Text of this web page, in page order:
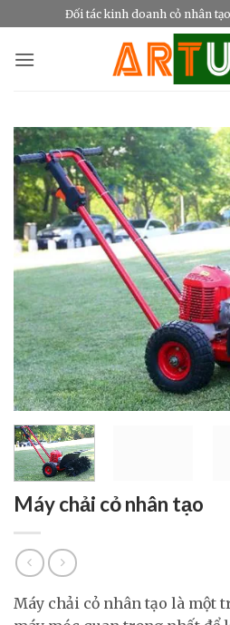
qua
nội
Đối tác kinh doanh cỏ nhân
Máy chải cỏ nhân tạo
Máy chải cỏ nhân tạo là một